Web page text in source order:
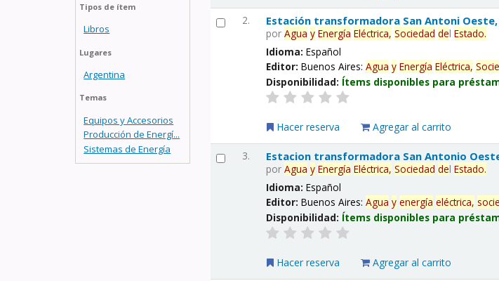
Tipos de ítem
Libros
Lugares
Argentina
Temas
Equipos y Accesorios
Producción de Energí...
Sistemas de Energía
2. Estación transformadora San Antoni
porAgua y Energía Eléctrica, Sociedad delEstado.
Idioma:Español
Editor:Buenos Aires:Agua y Energía Eléctrica,
Disponibilidad: Ítems disponibles para
Hacer reserva Agregar al carrito
3. Estacion transformadora San Antonio
porAgua y Energía Eléctrica, Sociedad delEstado.
Idioma:Español
Editor:Buenos Aires:Agua y energía eléctrica,
Disponibilidad: Ítems disponibles para
Hacer reserva Agregar al carrito